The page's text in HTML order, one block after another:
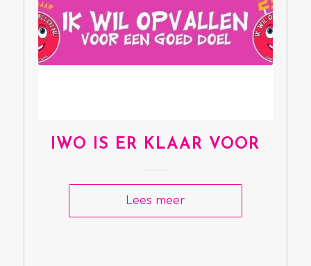
IWO IS ER KLAAR VOOR
Lees meer